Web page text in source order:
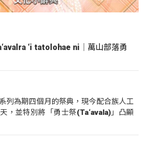
‘i tatolohae ni｜萬山部落勇
列為期四個月的祭典，現今配合族人工
，並特別將「勇士祭(Ta‘avala)」凸顯